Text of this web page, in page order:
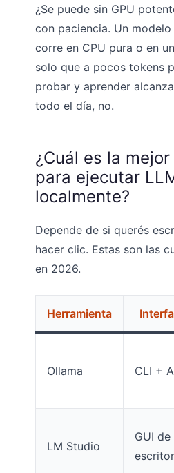
¿Se puede sin GPU
con paciencia. Un
corre en CPU pura o en
solo que a pocos tokens
probar y aprender
todo el día, no.
¿Cuál es la
para ejecutar
localmente?
Depende de si querés
hacer clic. Estas son las
en 2026.
Herramienta
Ollama CLI +
LM Studio
GUI de